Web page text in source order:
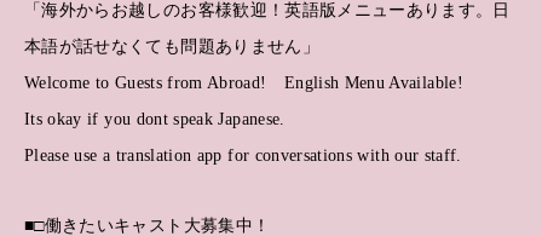
「海外からお越しのお客様歓迎！英語版メニューあります。日
本語が話せなくても問題ありません」
Welcome to Guests from Abroad! English Menu Available!
Its okay if you dont speak Japanese.
Please use a translation app for conversations with our staff.
■□働きたいキャスト大募集中！